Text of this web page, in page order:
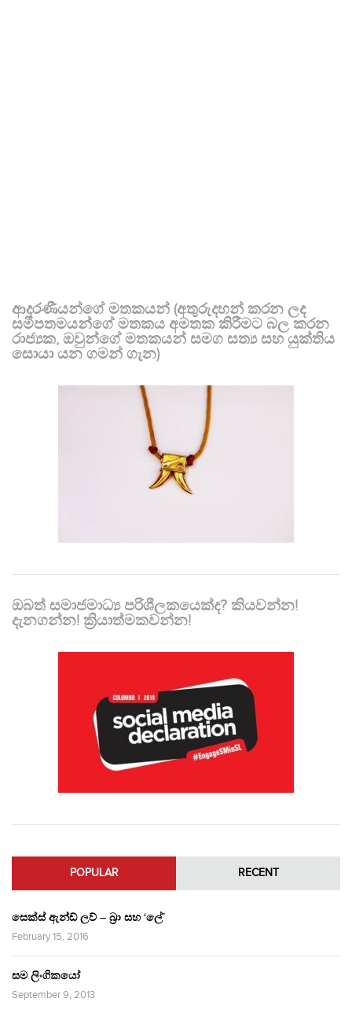
ආදරණීයන්ගේ මතකයන් (අතුරුදහන් කරන ලද
සමීපතමයන්ගේ මතකය අමතක කිරීමට බල කරන
රාජ්‍යක, ඔවුන්ගේ මතකයන් සමග සත්‍ය සහ යුක්තිය
සොයා යන ගමන් ගැන)
ඔබත් සමාජමාධ්‍ය පරිශීලකයෙක්ද? කියවන්න!
දැනගන්න! ක්‍රියාත්මකවන්න!
POPULAR RECENT
සෙක්ස් ඇන්ඩ් ලව් – බ්‍රා සහ ‘ලේ’
February 15, 2016
සම ලිංගිකයෝ
September 9, 2013